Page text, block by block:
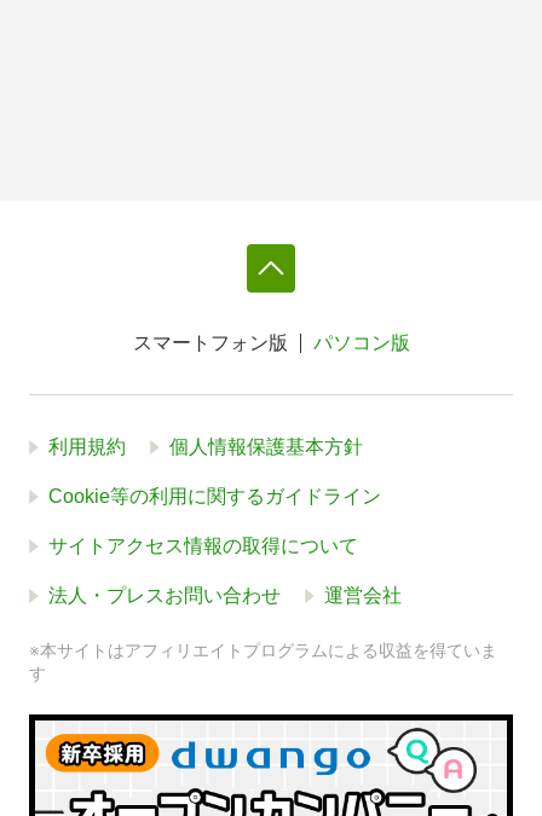
スマートフォン版 パソコン版
利用規約 個人情報保護基本方針
Cookie等の利用に関するガイドライン
サイトアクセス情報の取得について
法人・プレスお問い合わせ 運営会社
※本サイトはアフィリエイトプログラムによる収益を得ていま
す